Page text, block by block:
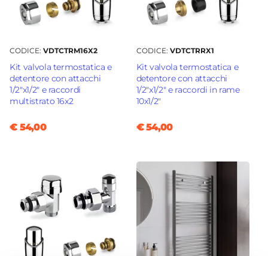
CODICE: VDTCTRM16X2
Kit valvola termostatica e
detentore con attacchi
1/2"x1/2" e raccordi
multistrato 16x2
€ 54,00
CODICE: VDTCTRRX1
Kit valvola termostatica e
detentore con attacchi
1/2"x1/2" e raccordi in rame
10x1/2"
€ 54,00